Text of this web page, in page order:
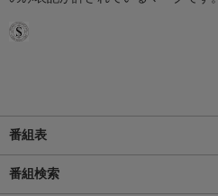
番組表
番組検索